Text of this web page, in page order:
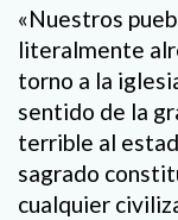
«Nuestros
literalmente
torno a la
sentido de la
terrible al
sagrado
cualquier